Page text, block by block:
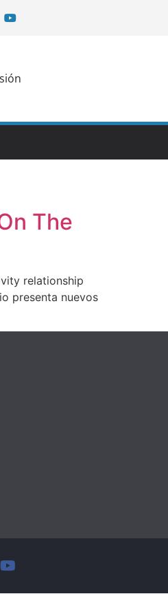
The
relationship
presenta nuevos